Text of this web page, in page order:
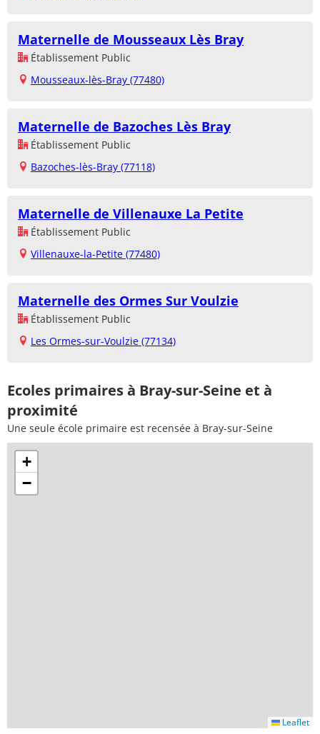
Maternelle de Mousseaux Lès Bray
Établissement Public
Mousseaux-lès-Bray (77480)
Maternelle de Bazoches Lès Bray
Établissement Public
Bazoches-lès-Bray (77118)
Maternelle de Villenauxe La Petite
Établissement Public
Villenauxe-la-Petite (77480)
Maternelle des Ormes Sur Voulzie
Établissement Public
Les Ormes-sur-Voulzie (77134)
Ecoles primaires à Bray-sur-Seine et à
proximité
Une seule école primaire est recensée à Bray-sur-Seine
+
−
Leaflet